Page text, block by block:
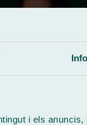
i els anuncis,